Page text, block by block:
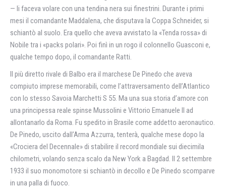
— li faceva volare con una tendina nera sui finestrini. Durante i primi
mesi il comandante Maddalena, che disputava la Coppa Schneider, si
schiantò al suolo. Era quello che aveva avvistato la «Tenda rossa» di
Nobile tra i «packs polari». Poi finì in un rogo il colonnello Guasconi e,
qualche tempo dopo, il comandante Ratti.
Il più diretto rivale di Balbo era il marchese De Pinedo che aveva
compiuto imprese memorabili, come l’attraversamento dell’Atlantico
con lo stesso Savoia Marchetti S 55. Ma una sua storia d’amore con
una principessa reale spinse Mussolini e Vittorio Emanuele II ad
allontanarlo da Roma. Fu spedito in Brasile come addetto aeronautico.
De Pinedo, uscito dall’Arma Azzurra, tenterà, qualche mese dopo la
«Crociera del Decennale» di stabilire il record mondiale sui diecimila
chilometri, volando senza scalo da New York a Bagdad. Il 2 settembre
1933 il suo monomotore si schiantò in decollo e De Pinedo scomparve
in una palla di fuoco.